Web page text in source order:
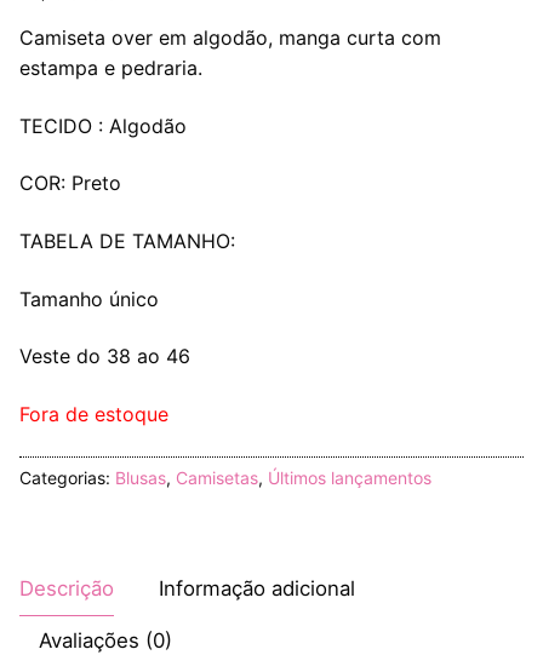
Camiseta over em algodão, manga curta com
estampa e pedraria.
TECIDO : Algodão
COR: Preto
TABELA DE TAMANHO:
Tamanho único
Veste do 38 ao 46
Fora de estoque
Categorias: Blusas, Camisetas, Últimos lançamentos
Descrição Informação adicional
Avaliações (0)